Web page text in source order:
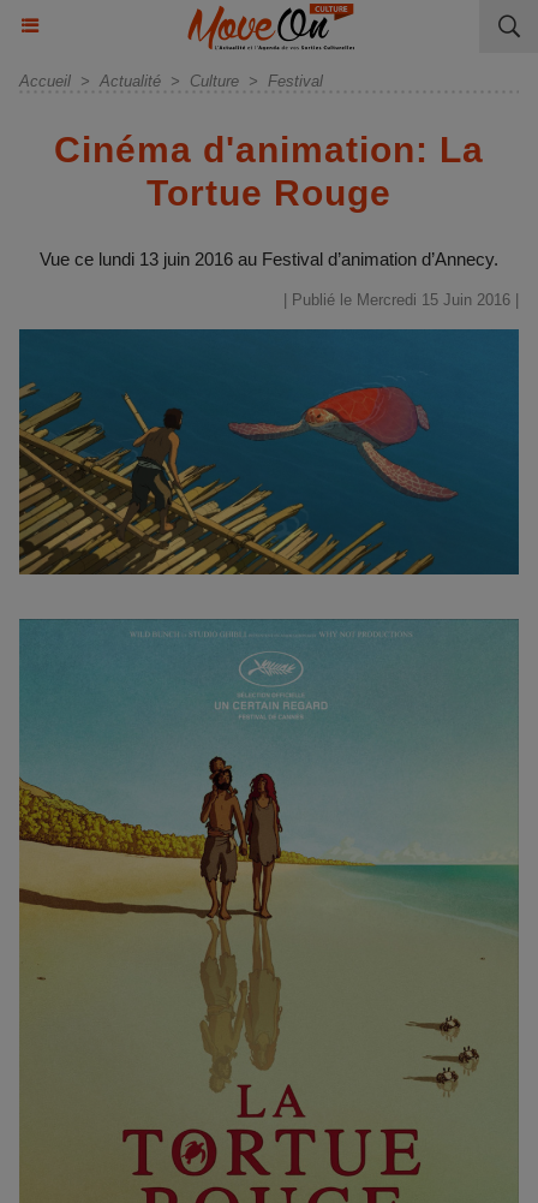
Accueil > Actualité > Culture > Festival
Cinéma d'animation: La
Tortue Rouge
Vue ce lundi 13 juin 2016 au Festival d’animation d’Annecy.
| Publié le Mercredi 15 Juin 2016 |